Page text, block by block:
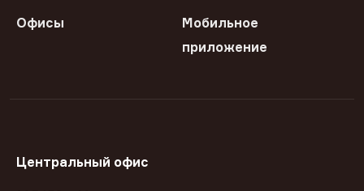
Офисы
Мобильное
приложение
Центральный офис